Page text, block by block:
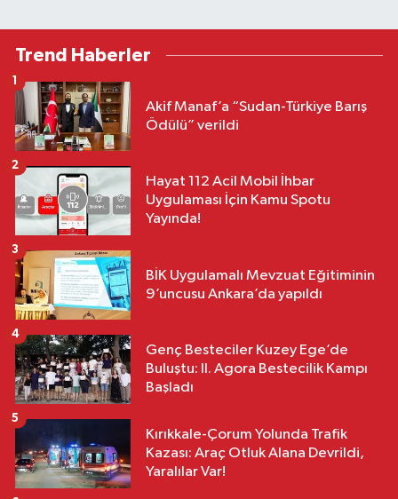
Trend Haberler
Akif Manaf’a “Sudan-Türkiye Barış
Ödülü” verildi
1
Hayat 112 Acil Mobil İhbar
Uygulaması İçin Kamu Spotu
Yayında!
2
BİK Uygulamalı Mevzuat Eğitiminin
9’uncusu Ankara’da yapıldı
3
Genç Besteciler Kuzey Ege’de
Buluştu: II. Agora Bestecilik Kampı
Başladı
4
Kırıkkale-Çorum Yolunda Trafik
Kazası: Araç Otluk Alana Devrildi,
Yaralılar Var!
5